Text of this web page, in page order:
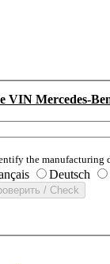
VIN Mercedes-
the manufacturing
Deutsch